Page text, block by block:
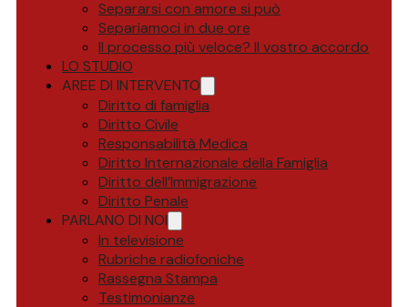
Separarsi con amore si può
Separiamoci in due ore
Il processo più veloce? Il vostro accordo
LO STUDIO
AREE DI INTERVENTO
Diritto di famiglia
Diritto Civile
Responsabilità Medica
Diritto Internazionale della Famiglia
Diritto dell’Immigrazione
Diritto Penale
PARLANO DI NOI
In televisione
Rubriche radiofoniche
Rassegna Stampa
Testimonianze